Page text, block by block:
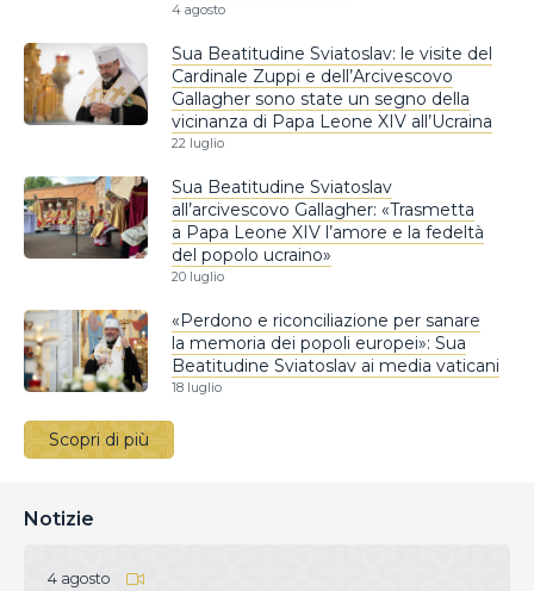
4 agosto
Sua Beatitudine Sviatoslav: le visite del
Cardinale Zuppi e dell’Arcivescovo
Gallagher sono state un segno della
vicinanza di Papa Leone XIV all’Ucraina
22 luglio
Sua Beatitudine Sviatoslav
all’arcivescovo Gallagher: «Trasmetta
a Papa Leone XIV l’amore e la fedeltà
del popolo ucraino»
20 luglio
«Perdono e riconciliazione per sanare
la memoria dei popoli europei»: Sua
Beatitudine Sviatoslav ai media vaticani
18 luglio
Scopri di più
Notizie
4 agosto